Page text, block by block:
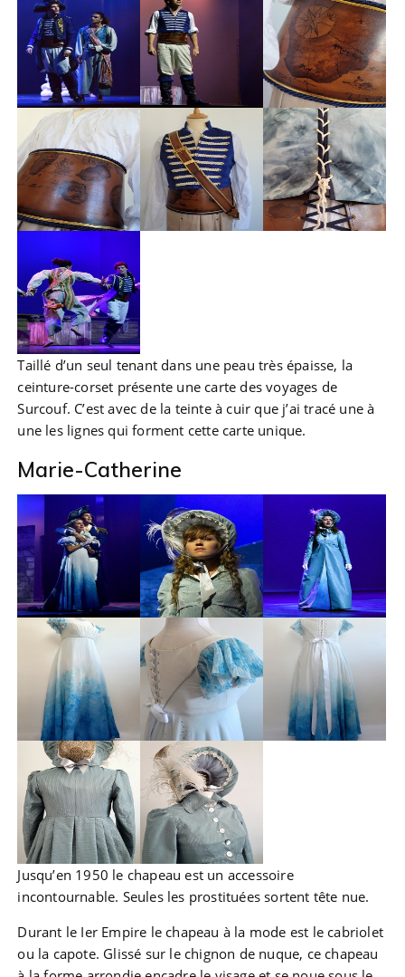
Taillé d’un seul tenant dans une peau très épaisse, la
ceinture-corset présente une carte des voyages de
Surcouf. C’est avec de la teinte à cuir que j’ai tracé une à
une les lignes qui forment cette carte unique.
Marie-Catherine
Jusqu’en 1950 le chapeau est un accessoire
incontournable. Seules les prostituées sortent tête nue.
Durant le Ier Empire le chapeau à la mode est le cabriolet
ou la capote. Glissé sur le chignon de nuque, ce chapeau